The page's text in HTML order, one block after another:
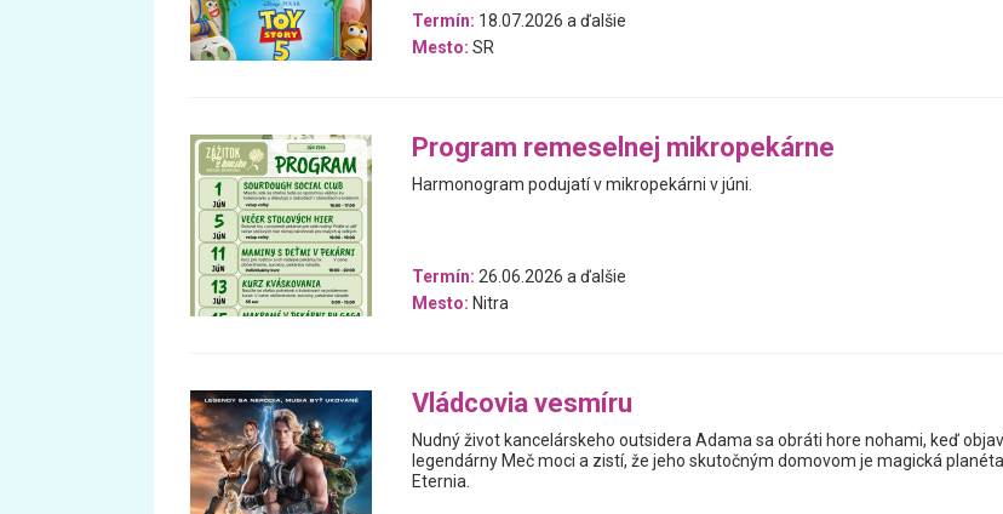
Termín: 18.07.2026 a ďalšie
Mesto: SR
Program remeselnej mikropekárne
Harmonogram podujatí v mikropekárni v júni.
Termín: 26.06.2026 a ďalšie
Mesto: Nitra
Vládcovia vesmíru
Nudný život kancelárskeho outsidera Adama sa obráti hore nohami, keď
legendárny Meč moci a zistí, že jeho skutočným domovom je magická planéta
Eternia.